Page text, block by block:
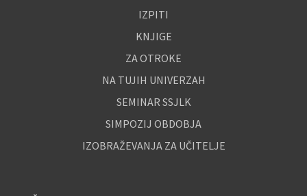
IZPITI
KNJIGE
ZA OTROKE
NA TUJIH UNIVERZAH
SEMINAR SSJLK
SIMPOZIJ OBDOBJA
IZOBRAŽEVANJA ZA UČITELJE